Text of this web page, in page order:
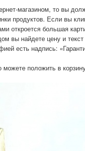
магазином, то вы
продуктов. Если вы
откроется большая
вы найдете цену и
есть надпись:
можете положить в